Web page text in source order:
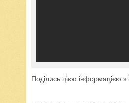
Поділись цією інформацією з